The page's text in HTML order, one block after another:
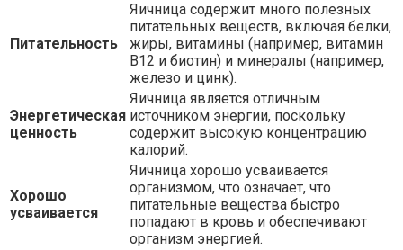
Питательность
Яичница содержит много полезных
питательных веществ, включая белки,
жиры, витамины (например, витамин
В12 и биотин) и минералы (например,
железо и цинк).
Энергетическая
ценность
Яичница является отличным
источником энергии, поскольку
содержит высокую концентрацию
калорий.
Хорошо
усваивается
Яичница хорошо усваивается
организмом, что означает, что
питательные вещества быстро
попадают в кровь и обеспечивают
организм энергией.